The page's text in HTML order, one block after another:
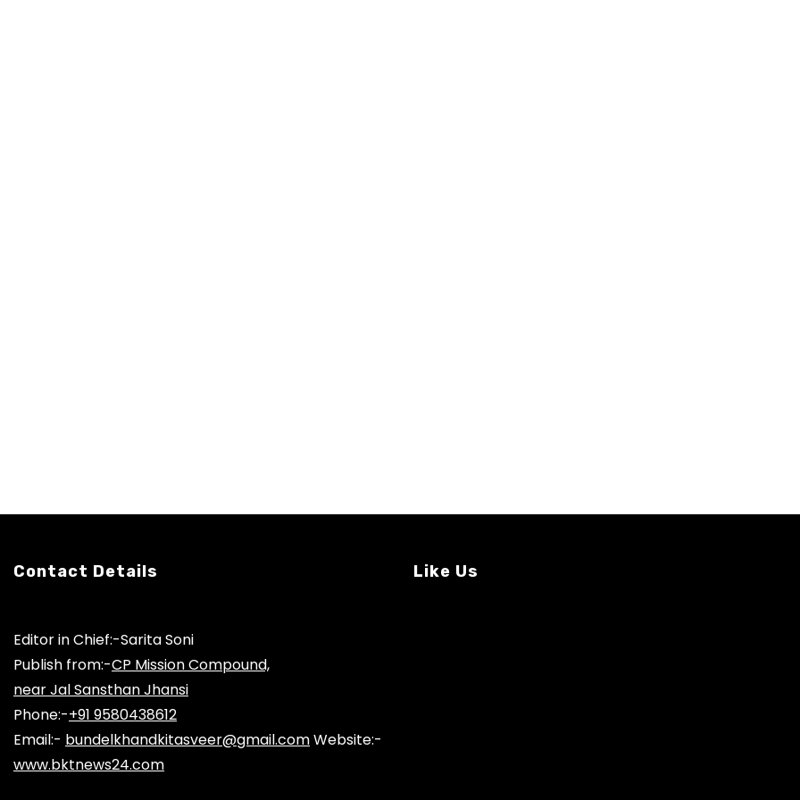
Contact Details
Editor in Chief:-Sarita Soni
Publish from:-CP Mission Compound,
near Jal Sansthan Jhansi
Phone:-+91 9580438612
Email:- bundelkhandkitasveer@gmail.comWebsite:-
www.bktnews24.com
Like Us